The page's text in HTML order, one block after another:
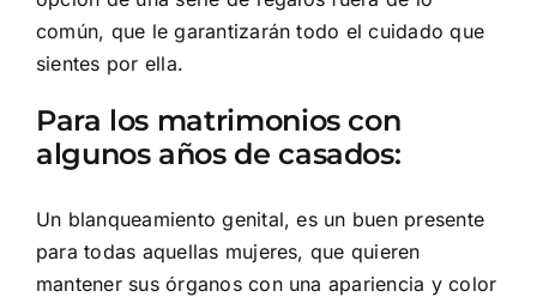
común, que le garantizarán todo el cuidado que
sientes por ella.
Para los matrimonios con
algunos años de casados:
Un blanqueamiento genital, es un buen presente
para todas aquellas mujeres, que quieren
mantener sus órganos con una apariencia y color